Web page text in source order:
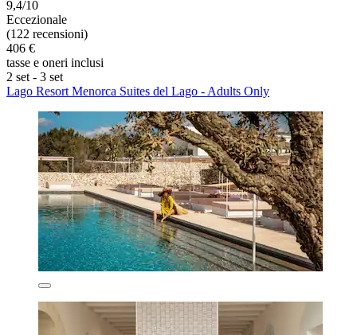
9,4/10
Eccezionale
(122 recensioni)
406 €
tasse e oneri inclusi
2 set - 3 set
Lago Resort Menorca Suites del Lago - Adults Only